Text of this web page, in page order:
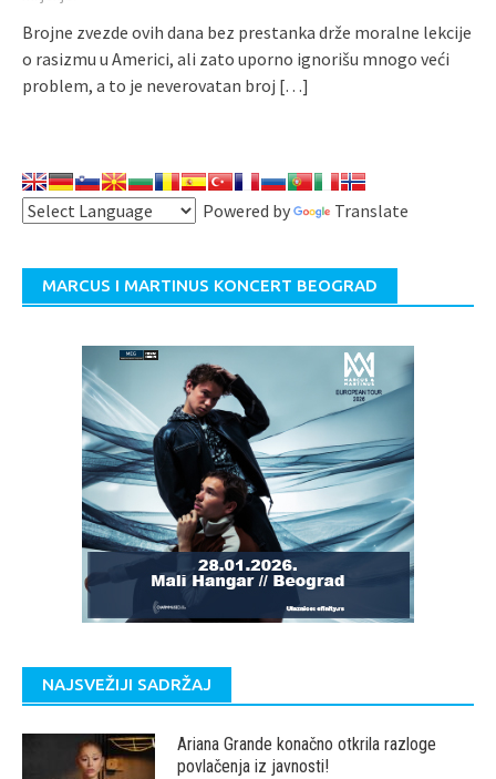
Brojne zvezde ovih dana bez prestanka drže moralne lekcije
o rasizmu u Americi, ali zato uporno ignorišu mnogo veći
problem, a to je neverovatan broj […]
Powered by Translate
MARCUS I MARTINUS KONCERT BEOGRAD
NAJSVEŽIJI SADRŽAJ
Ariana Grande konačno otkrila razloge
povlačenja iz javnosti!